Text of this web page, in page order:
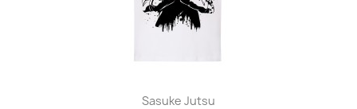
Sasuke Jutsu